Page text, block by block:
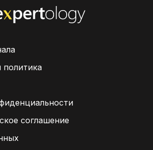
политика
соглашение